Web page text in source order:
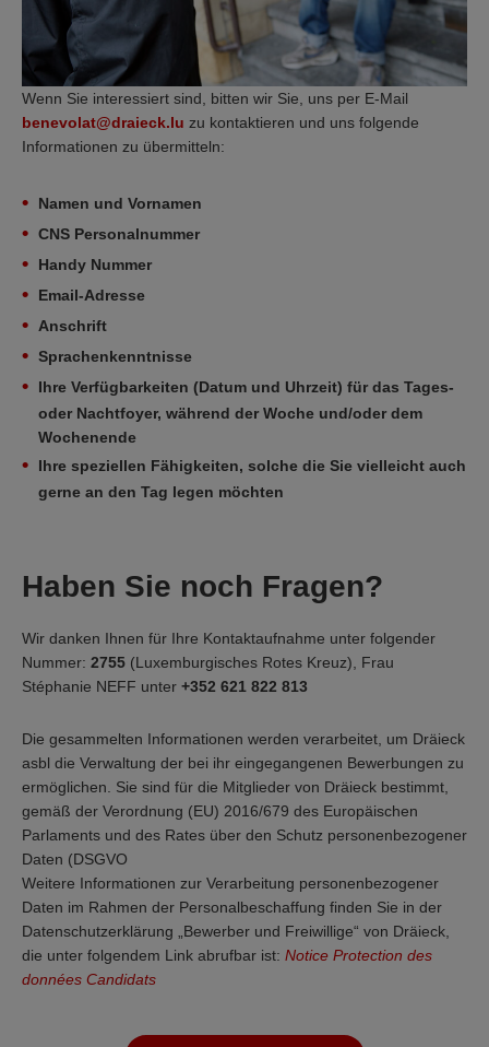
Wenn Sie interessiert sind, bitten wir Sie, uns per E-Mail
benevolat@draieck.lu zu kontaktieren und uns folgende
Informationen zu übermitteln:
Namen und Vornamen
CNS Personalnummer
Handy Nummer
Email-Adresse
Anschrift
Sprachenkenntnisse
Ihre Verfügbarkeiten (Datum und Uhrzeit) für das Tages-
oder Nachtfoyer, während der Woche und/oder dem
Wochenende
Ihre speziellen Fähigkeiten, solche die Sie vielleicht auch
gerne an den Tag legen möchten
Haben Sie noch Fragen?
Wir danken Ihnen für Ihre Kontaktaufnahme unter folgender
Nummer: 2755 (Luxemburgisches Rotes Kreuz), Frau
Stéphanie NEFF unter +352 621 822 813
Die gesammelten Informationen werden verarbeitet, um Dräieck
asbl die Verwaltung der bei ihr eingegangenen Bewerbungen zu
ermöglichen. Sie sind für die Mitglieder von Dräieck bestimmt,
gemäß der Verordnung (EU) 2016/679 des Europäischen
Parlaments und des Rates über den Schutz personenbezogener
Daten (DSGVO
Weitere Informationen zur Verarbeitung personenbezogener
Daten im Rahmen der Personalbeschaffung finden Sie in der
Datenschutzerklärung „Bewerber und Freiwillige“ von Dräieck,
die unter folgendem Link abrufbar ist: Notice Protection des
données Candidats